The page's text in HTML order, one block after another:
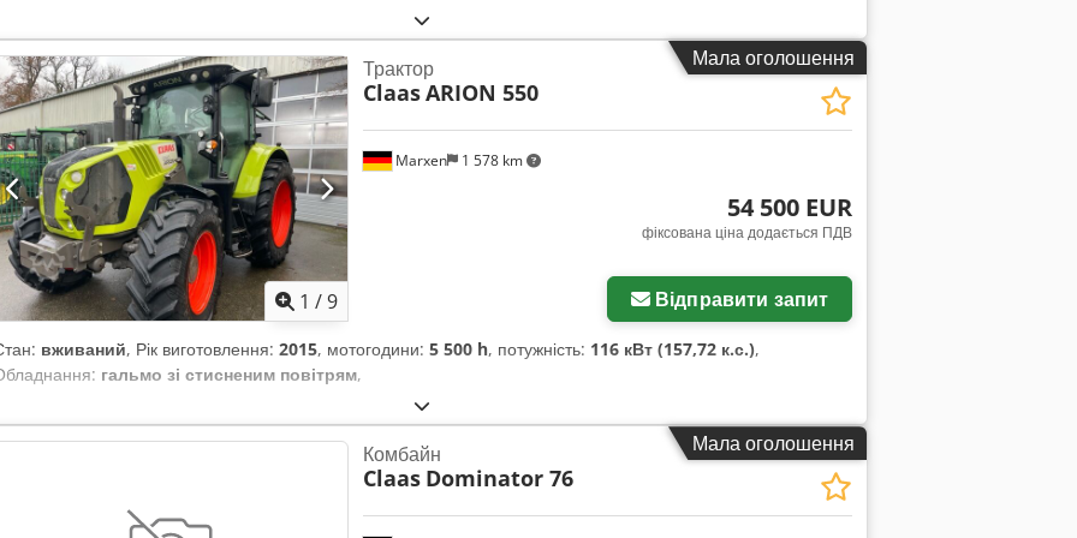
мм Колісна база: 3 600 мм
Мала оголошення
1 /9
Marxen 1 578 km
Трактор
ClaasARION 550
54 500 EUR
фіксована ціна додається ПДВ
Відправити запит
вживаний, Рік виготовлення: 2015, мотогодини: 5 500 h, потужність: 116 кВт (157,72 к.с.),
гальмо зі стисненим повітрям,
Мала оголошення
Комбайн
Claas Dominator 76